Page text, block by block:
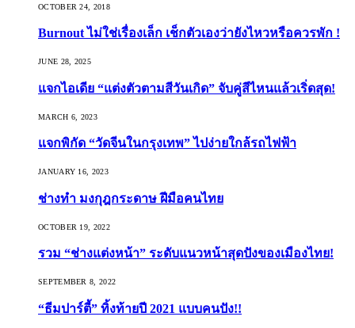
OCTOBER 24, 2018
Burnout ไม่ใช่เรื่องเล็ก เช็กตัวเองว่ายังไหวหรือควรพัก !
JUNE 28, 2025
แจกไอเดีย “แต่งตัวตามสีวันเกิด” จับคู่สีไหนแล้วเริ่ดสุด!
MARCH 6, 2023
แจกพิกัด “วัดจีนในกรุงเทพ” ไปง่ายใกล้รถไฟฟ้า
JANUARY 16, 2023
ช่างทำ มงกุฎกระดาษ ฝีมือคนไทย
OCTOBER 19, 2022
รวม “ช่างแต่งหน้า” ระดับแนวหน้าสุดปังของเมืองไทย!
SEPTEMBER 8, 2022
“ธีมปาร์ตี้” ทิ้งท้ายปี 2021 แบบคนปัง!!